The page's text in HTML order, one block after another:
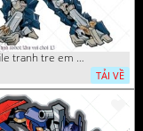
file tranh tre em sieu nhan robot khu vui choi 13
TẢI VỀ